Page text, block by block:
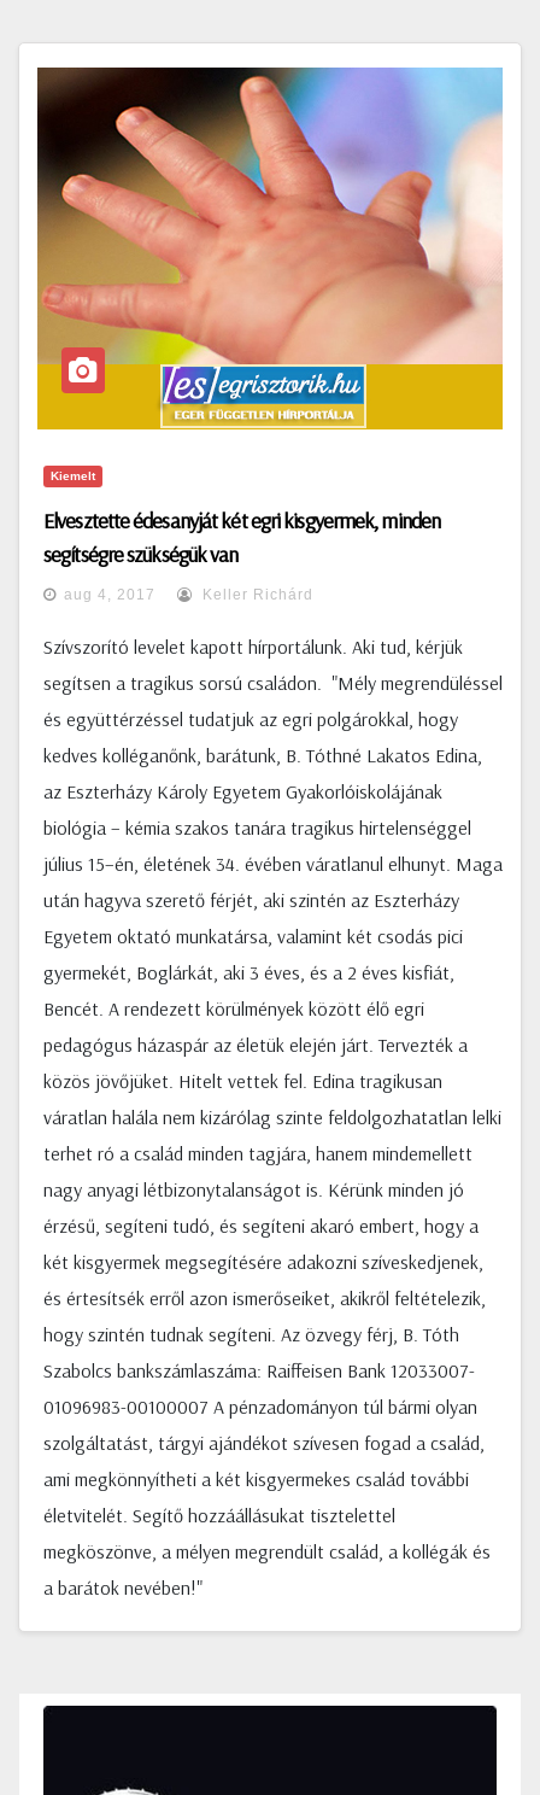
Kiemelt
Elvesztette édesanyját két egri kisgyermek, minden
segítségre szükségük van
aug 4, 2017 Keller Richárd
Szívszorító levelet kapott hírportálunk. Aki tud, kérjük
segítsen a tragikus sorsú családon. "Mély megrendüléssel
és együttérzéssel tudatjuk az egri polgárokkal, hogy
kedves kolléganőnk, barátunk, B. Tóthné Lakatos Edina,
az Eszterházy Károly Egyetem Gyakorlóiskolájának
biológia – kémia szakos tanára tragikus hirtelenséggel
július 15–én, életének 34. évében váratlanul elhunyt. Maga
után hagyva szerető férjét, aki szintén az Eszterházy
Egyetem oktató munkatársa, valamint két csodás pici
gyermekét, Boglárkát, aki 3 éves, és a 2 éves kisfiát,
Bencét. A rendezett körülmények között élő egri
pedagógus házaspár az életük elején járt. Tervezték a
közös jövőjüket. Hitelt vettek fel. Edina tragikusan
váratlan halála nem kizárólag szinte feldolgozhatatlan lelki
terhet ró a család minden tagjára, hanem mindemellett
nagy anyagi létbizonytalanságot is. Kérünk minden jó
érzésű, segíteni tudó, és segíteni akaró embert, hogy a
két kisgyermek megsegítésére adakozni szíveskedjenek,
és értesítsék erről azon ismerőseiket, akikről feltételezik,
hogy szintén tudnak segíteni. Az özvegy férj, B. Tóth
Szabolcs bankszámlaszáma: Raiffeisen Bank 12033007-
01096983-00100007 A pénzadományon túl bármi olyan
szolgáltatást, tárgyi ajándékot szívesen fogad a család,
ami megkönnyítheti a két kisgyermekes család további
életvitelét. Segítő hozzáállásukat tisztelettel
megköszönve, a mélyen megrendült család, a kollégák és
a barátok nevében!"